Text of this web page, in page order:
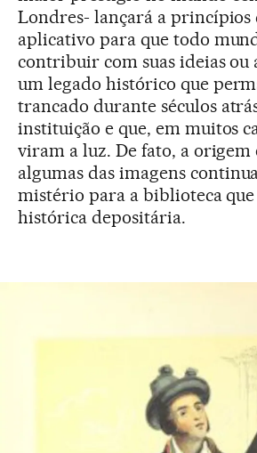
Londres- lançará a princípios
aplicativo para que todo
contribuir com suas ideias ou
um legado histórico que
trancado durante séculos
instituição e que, em muitos
viram a luz. De fato, a origem
algumas das imagens
mistério para a biblioteca que
histórica depositária.